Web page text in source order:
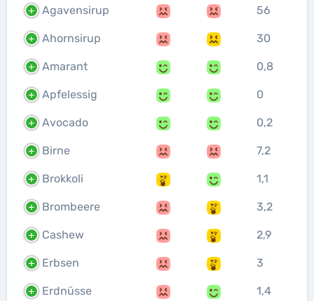
Agavensirup 56
Ahornsirup 30
Amarant 0,8
Apfelessig 0
Avocado 0,2
Birne 7,2
Brokkoli 1,1
Brombeere 3,2
Cashew 2,9
Erbsen 3
Erdnüsse 1,4